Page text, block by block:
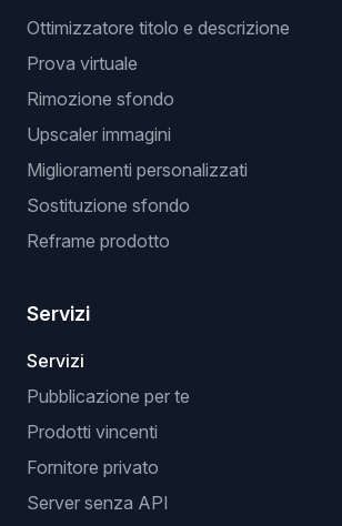
Ottimizzatore titolo e descrizione
Prova virtuale
Rimozione sfondo
Upscaler immagini
Miglioramenti personalizzati
Sostituzione sfondo
Reframe prodotto
Servizi
Servizi
Pubblicazione per te
Prodotti vincenti
Fornitore privato
Server senza API